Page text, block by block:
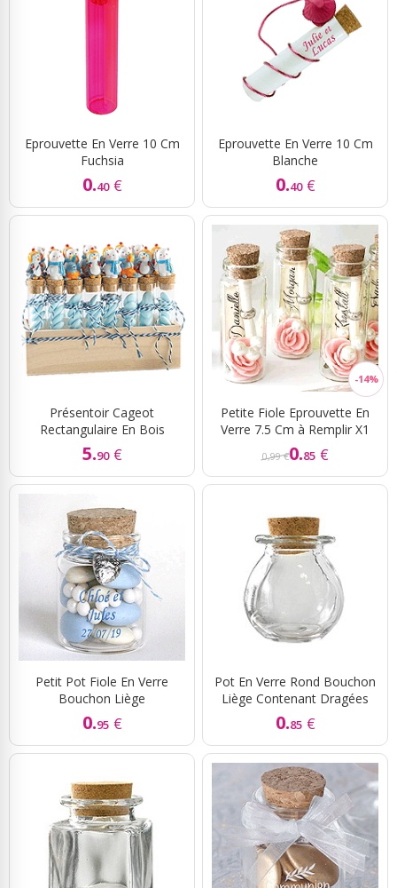
Eprouvette En Verre 10 Cm
Fuchsia
0.40 €
Eprouvette En Verre 10 Cm
Blanche
0.40 €
Présentoir Cageot
Rectangulaire En Bois
5.90 €
Petite Fiole Eprouvette En
Verre 7.5 Cm à Remplir X1
0,99 €0.85 €
Petit Pot Fiole En Verre
Bouchon Liège
0.95 €
Pot En Verre Rond Bouchon
Liège Contenant Dragées
0.85 €